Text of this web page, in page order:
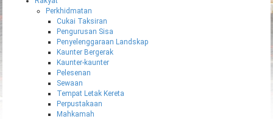
Perkhidmatan
Cukai Taksiran
Pengurusan Sisa
Penyelenggaraan Landskap
Kaunter Bergerak
Kaunter-kaunter
Pelesenan
Sewaan
Tempat Letak Kereta
Perpustakaan
Mahkamah